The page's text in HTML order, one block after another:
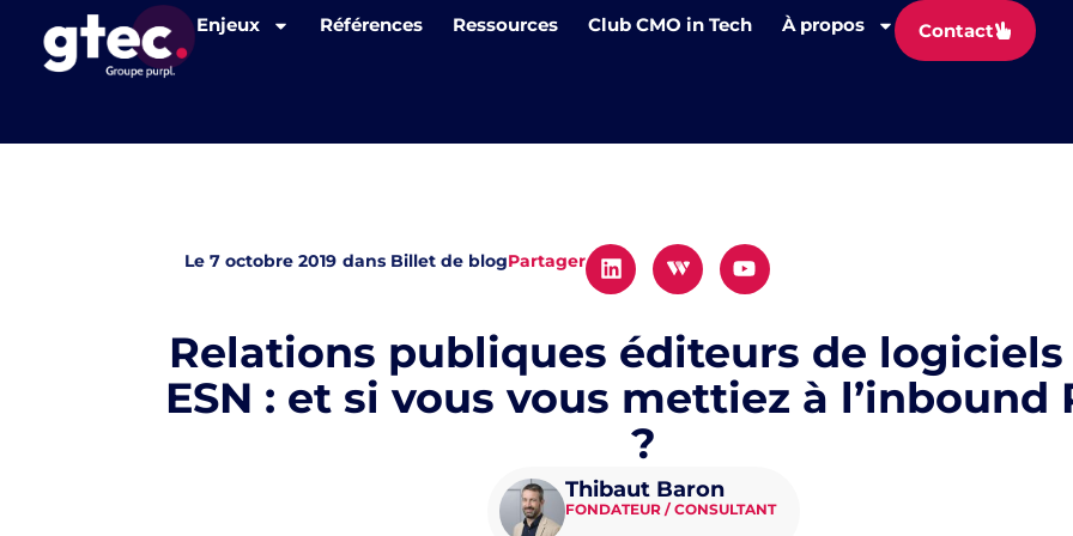
Panneau de gestion des cookies
Enjeux Références Ressources Club CMO in Tech À propos Contact
Le7 octobre 2019 dans Billet de blogPartager
Relations publiques éditeurs de
ESN : et si vous vous mettiez à l’inbound
?
Thibaut Baron
FONDATEUR / CONSULTANT